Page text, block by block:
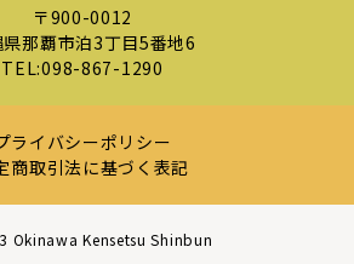
〒900-0012
那覇市泊3丁目5番地6
TEL:098-867-1290
ライバシーポリシー
商取引法に基づく表記
Okinawa Kensetsu Shinbun